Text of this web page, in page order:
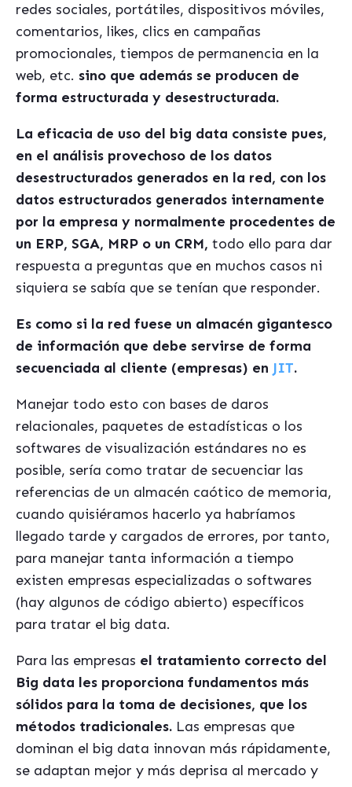
redes sociales, portátiles, dispositivos móviles,
comentarios, likes, clics en campañas
promocionales, tiempos de permanencia en la
web, etc. sino que además se producen de
forma estructurada y desestructurada.
La eficacia de uso del big data consiste pues,
en el análisis provechoso de los datos
desestructurados generados en la red, con los
datos estructurados generados internamente
por la empresa y normalmente procedentes de
un ERP, SGA, MRP o un CRM, todo ello para dar
respuesta a preguntas que en muchos casos ni
siquiera se sabía que se tenían que responder.
Es como si la red fuese un almacén gigantesco
de información que debe servirse de forma
secuenciada al cliente (empresas) en JIT.
Manejar todo esto con bases de daros
relacionales, paquetes de estadísticas o los
softwares de visualización estándares no es
posible, sería como tratar de secuenciar las
referencias de un almacén caótico de memoria,
cuando quisiéramos hacerlo ya habríamos
llegado tarde y cargados de errores, por tanto,
para manejar tanta información a tiempo
existen empresas especializadas o softwares
(hay algunos de código abierto) específicos
para tratar el big data.
Para las empresas el tratamiento correcto del
Big data les proporciona fundamentos más
sólidos para la toma de decisiones, que los
métodos tradicionales. Las empresas que
dominan el big data innovan más rápidamente,
se adaptan mejor y más deprisa al mercado y